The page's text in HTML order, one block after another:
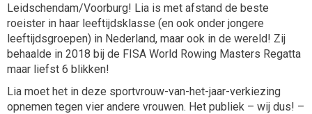
Leidschendam/Voorburg! Lia is met afstand de beste
roeister in haar leeftijdsklasse (en ook onder jongere
leeftijdsgroepen) in Nederland, maar ook in de wereld! Zij
behaalde in 2018 bij de FISA World Rowing Masters Regatta
maar liefst 6 blikken!
Lia moet het in deze sportvrouw-van-het-jaar-verkiezing
opnemen tegen vier andere vrouwen. Het publiek – wij dus! –